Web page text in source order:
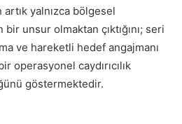
artık yalnızca bölgesel
unsur olmaktan çıktığını; seri
ve hareketli hedef angajmanı
operasyonel caydırıcılık
göstermektedir.